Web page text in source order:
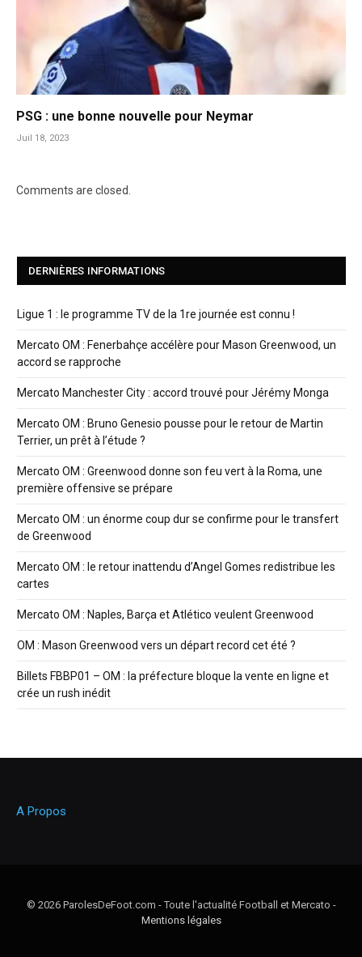
PSG : une bonne nouvelle pour Neymar
Juil 18, 2023
Comments are closed.
DERNIÈRES INFORMATIONS
Ligue 1 : le programme TV de la 1re journée est connu !
Mercato OM : Fenerbahçe accélère pour Mason Greenwood, un
accord se rapproche
Mercato Manchester City : accord trouvé pour Jérémy Monga
Mercato OM : Bruno Genesio pousse pour le retour de Martin
Terrier, un prêt à l’étude ?
Mercato OM : Greenwood donne son feu vert à la Roma, une
première offensive se prépare
Mercato OM : un énorme coup dur se confirme pour le transfert
de Greenwood
Mercato OM : le retour inattendu d’Angel Gomes redistribue les
cartes
Mercato OM : Naples, Barça et Atlético veulent Greenwood
OM : Mason Greenwood vers un départ record cet été ?
Billets FBBP01 – OM : la préfecture bloque la vente en ligne et
crée un rush inédit
A Propos
© 2026 ParolesDeFoot.com - Toute l'actualité Football et Mercato -
Mentions légales